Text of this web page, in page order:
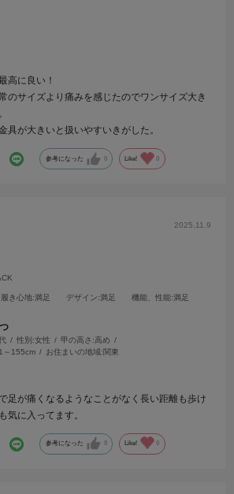
高に良い！
のサイズより痛みを感じたのでワンサイズ大き
具が大きいと扱いやすいきがした。
参考になった 0 Like! 0
2025.11.9
履き心地:満足 デザイン:満足 機能、性能:満足
性別:女性 甲の高さ:高め
～155cm お住まいの地域:関東
足が痛くなるようなことがなく長い距離も歩け
気に入ってます。
参考になった 0 Like! 0